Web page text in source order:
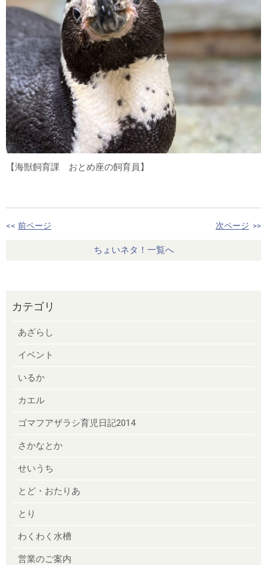
【海獣飼育課 おとめ座の飼育員】
<< 前ページ 次ページ >>
ちょいネタ！一覧へ
カテゴリ
あざらし
イベント
いるか
カエル
ゴマフアザラシ育児日記2014
さかなとか
せいうち
とど・おたりあ
とり
わくわく水槽
営業のご案内